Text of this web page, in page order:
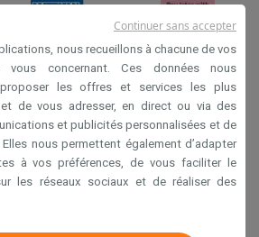
générales de vente
Privacy
Disclaimer
Cookies
nous recueillons à chacune de vos
vous concernant. Ces données nous
les offres et services les plus
de vous adresser, en direct ou via des
et publicités personnalisées et de
nous permettent également d’adapter
à vos préférences, de vous faciliter le
les réseaux sociaux et de réaliser des
Continuer sans accepter